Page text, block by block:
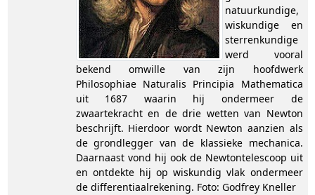
natuurkundige,
wiskundige en
sterrenkundige
werd vooral
bekend omwille van zijn hoofdwerk
Philosophiae Naturalis Principia Mathematica
uit 1687 waarin hij ondermeer de
zwaartekracht en de drie wetten van Newton
beschrijft. Hierdoor wordt Newton aanzien als
de grondlegger van de klassieke mechanica.
Daarnaast vond hij ook de Newtontelescoop uit
en ontdekte hij op wiskundig vlak ondermeer
de differentiaalrekening. Foto: Godfrey Kneller